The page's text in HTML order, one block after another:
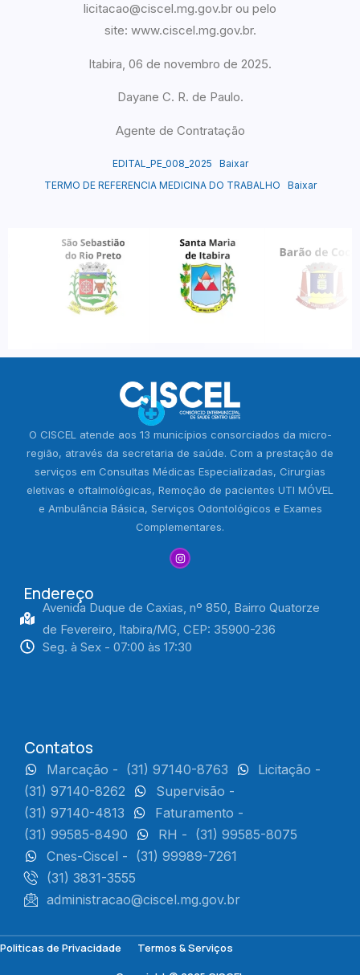
licitacao@ciscel.mg.gov.br ou pelo
site: www.ciscel.mg.gov.br.
Itabira, 06 de novembro de 2025.
Dayane C. R. de Paulo.
Agente de Contratação
EDITAL_PE_008_2025
Baixar
TERMO DE REFERENCIA MEDICINA DO TRABALHO
Baixar
O CISCEL atende aos 13 municípios consorciados da micro-
região, através da secretaria de saúde. Com a prestação de
serviços em Consultas Médicas Especializadas, Cirurgias
eletivas e oftalmológicas, Remoção de pacientes UTI MÓVEL
e Ambulância Básica, Serviços Odontológicos e Exames
Complementares.
Endereço
Avenida Duque de Caxias, nº 850, Bairro Quatorze
de Fevereiro, Itabira/MG, CEP: 35900-236
Seg. à Sex - 07:00 às 17:30
Contatos
Marcação - (31) 97140-8763
Licitação -
(31) 97140-8262
Supervisão -
(31) 97140-4813
Faturamento -
(31) 99585-8490
RH - (31) 99585-8075
Cnes-Ciscel - (31) 99989-7261
(31) 3831-3555
administracao@ciscel.mg.gov.br
Politicas de Privacidade Termos & Serviços